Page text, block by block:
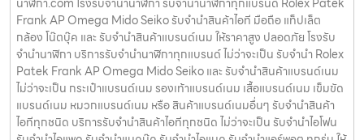
Frank AP Omega Mido Seiko รับจำนำสินค้าไอที มือถือ แท็ปเล็ต
กล้อง โน๊ตบุ๊ค และ รับจำนำสินค้าแบรนด์เนม ให้ราคาสูง ปลอดภัย โรงรับ
จำนำนาฬิกา บริการรับจำนำนาฬิกาทุกแบรนด์ ไม่ว่าจะเป็น รับจำนำ Rolex
Patek Frank AP Omega Mido Seiko และ รับจำนำสินค้าแบรนด์เนม
ไม่ว่าจะเป็น กระเป๋าแบรนด์เนม รองเท้าแบรนด์เนม เสื้อแบรนด์เนม เข็มขัด
แบรนด์เนม หมวกแบรนด์เนม หรือ สินค้าแบรนด์เนมอื่นๆ รับจำนำสินค้า
ไอทีทุกชนิด บริการรับจำนำสินค้าไอทีทุกชนิด ไม่ว่าจะเป็น รับจำนำไอโฟน